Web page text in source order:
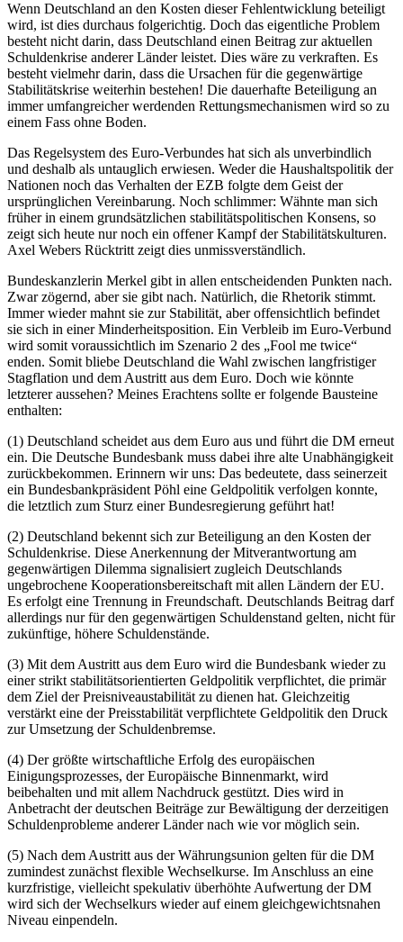
Wenn Deutschland an den Kosten dieser Fehlentwicklung beteiligt
wird, ist dies durchaus folgerichtig. Doch das eigentliche Problem
besteht nicht darin, dass Deutschland einen Beitrag zur aktuellen
Schuldenkrise anderer Länder leistet. Dies wäre zu verkraften. Es
besteht vielmehr darin, dass die Ursachen für die gegenwärtige
Stabilitätskrise weiterhin bestehen! Die dauerhafte Beteiligung an
immer umfangreicher werdenden Rettungsmechanismen wird so zu
einem Fass ohne Boden.
Das Regelsystem des Euro-Verbundes hat sich als unverbindlich
und deshalb als untauglich erwiesen. Weder die Haushaltspolitik der
Nationen noch das Verhalten der EZB folgte dem Geist der
ursprünglichen Vereinbarung. Noch schlimmer: Wähnte man sich
früher in einem grundsätzlichen stabilitätspolitischen Konsens, so
zeigt sich heute nur noch ein offener Kampf der Stabilitätskulturen.
Axel Webers Rücktritt zeigt dies unmissverständlich.
Bundeskanzlerin Merkel gibt in allen entscheidenden Punkten nach.
Zwar zögernd, aber sie gibt nach. Natürlich, die Rhetorik stimmt.
Immer wieder mahnt sie zur Stabilität, aber offensichtlich befindet
sie sich in einer Minderheitsposition. Ein Verbleib im Euro-Verbund
wird somit voraussichtlich im Szenario 2 des „Fool me twice“
enden. Somit bliebe Deutschland die Wahl zwischen langfristiger
Stagflation und dem Austritt aus dem Euro. Doch wie könnte
letzterer aussehen? Meines Erachtens sollte er folgende Bausteine
enthalten:
(1) Deutschland scheidet aus dem Euro aus und führt die DM erneut
ein. Die Deutsche Bundesbank muss dabei ihre alte Unabhängigkeit
zurückbekommen. Erinnern wir uns: Das bedeutete, dass seinerzeit
ein Bundesbankpräsident Pöhl eine Geldpolitik verfolgen konnte,
die letztlich zum Sturz einer Bundesregierung geführt hat!
(2) Deutschland bekennt sich zur Beteiligung an den Kosten der
Schuldenkrise. Diese Anerkennung der Mitverantwortung am
gegenwärtigen Dilemma signalisiert zugleich Deutschlands
ungebrochene Kooperationsbereitschaft mit allen Ländern der EU.
Es erfolgt eine Trennung in Freundschaft. Deutschlands Beitrag darf
allerdings nur für den gegenwärtigen Schuldenstand gelten, nicht für
zukünftige, höhere Schuldenstände.
(3) Mit dem Austritt aus dem Euro wird die Bundesbank wieder zu
einer strikt stabilitätsorientierten Geldpolitik verpflichtet, die primär
dem Ziel der Preisniveaustabilität zu dienen hat. Gleichzeitig
verstärkt eine der Preisstabilität verpflichtete Geldpolitik den Druck
zur Umsetzung der Schuldenbremse.
(4) Der größte wirtschaftliche Erfolg des europäischen
Einigungsprozesses, der Europäische Binnenmarkt, wird
beibehalten und mit allem Nachdruck gestützt. Dies wird in
Anbetracht der deutschen Beiträge zur Bewältigung der derzeitigen
Schuldenprobleme anderer Länder nach wie vor möglich sein.
(5) Nach dem Austritt aus der Währungsunion gelten für die DM
zumindest zunächst flexible Wechselkurse. Im Anschluss an eine
kurzfristige, vielleicht spekulativ überhöhte Aufwertung der DM
wird sich der Wechselkurs wieder auf einem gleichgewichtsnahen
Niveau einpendeln.